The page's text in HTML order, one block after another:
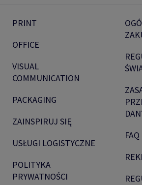
PRINT
OFFICE
VISUAL
COMMUNICATION
PACKAGING
ZAINSPIRUJ SIĘ
USŁUGI LOGISTYCZNE
POLITYKA
PRYWATNOŚCI
FAQ